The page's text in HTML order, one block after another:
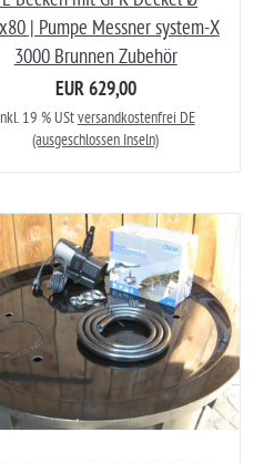
| Pumpe Messner system-X
3000 Brunnen Zubehör
EUR 629,00
19 % UStversandkostenfrei DE
(ausgeschlossen Inseln)